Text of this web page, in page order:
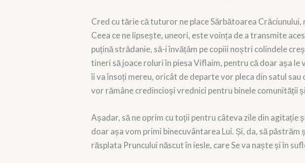
Cred cu tărie că tuturor ne place Sărbătoarea
Ceea ce ne lipsește, uneori, este voința de a transmite
puțină strădanie, să-i învățăm pe copiii noștri colindele
tineri să joace roluri în piesa Viflaim, pentru că doar așa
îi va însoți mereu, oricât de departe vor pleca din satul
vor rămâne credincioși vrednici pentru binele comunității
Așadar, să ne oprim cu toții pentru câteva zile din agitație
doar așa vom primi binecuvântarea Lui. Și, da, să
răsplata Pruncului născut în iesle, care Se va naște și în